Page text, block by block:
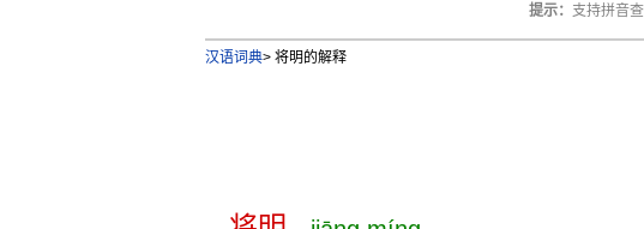
提示： 支持拼音
汉语词典>将明的解释